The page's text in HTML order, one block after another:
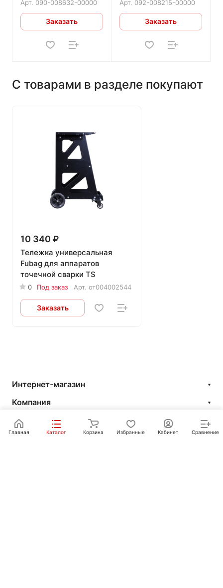
Арт. 090-008632-00000
Заказать
Арт. 092-008215-00000
Заказать
С товарами в разделе покупают
10 340
Тележка универсальная
Fubag для аппаратов
точечной сварки TS
0 Под заказ Арт. от004002544
Заказать
Интернет-магазин
Компания
Информация
Главная Каталог Корзина Избранные Кабинет Сравнение